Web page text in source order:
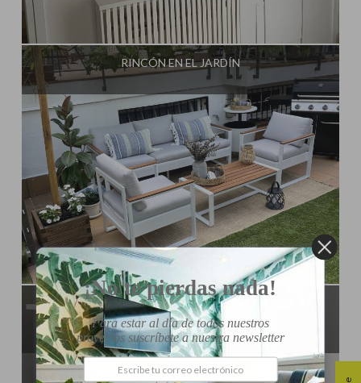
Influencer:Mimo de Mami
RINCÓN EN EL JARDÍN
Influencer:Mimo de Mami
TRANSFORMACIÓN RADICAL DE UNA CAJONERA
SENCILLA DE IKEA
¡No te pierdas nada!
Para estar al día de todos nuestros
proyectos suscríbete a nuestra newsletter